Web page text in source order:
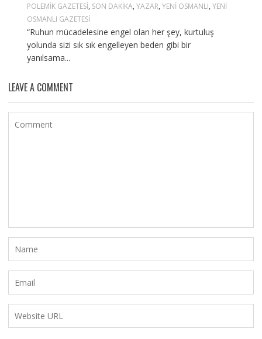
POLEMIK GAZETESI, SON DAKIKA, YAZAR, YENI OSMANLI, YENI
OSMANLI GAZETESI
“Ruhun mücadelesine engel olan her şey, kurtuluş
yolunda sizi sık sık engelleyen beden gibi bir
yanılsama...
LEAVE A COMMENT